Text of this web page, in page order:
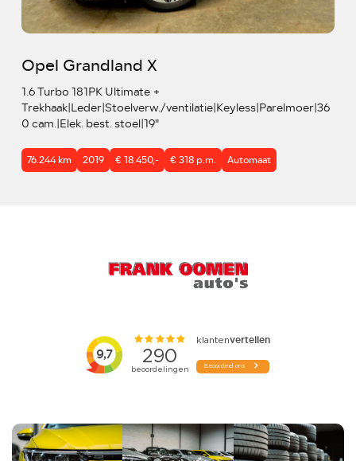
Opel Grandland X
1.6 Turbo 181PK Ultimate +
Trekhaak|Leder|Stoelverw./ventilatie|Keyless|Parelmoer|36
0 cam.|Elek. best. stoel|19"
76.244 km 2019 € 18.450,- € 318 p.m. Automaat